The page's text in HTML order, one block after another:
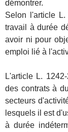
démontrer.
Selon l'article
travail à durée
avoir ni pour
emploi lié à
L'article L.
des contrats à
secteurs
lesquels il est
à durée